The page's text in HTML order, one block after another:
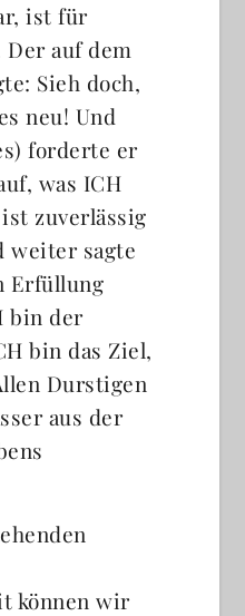
ist für
auf dem
Sieh doch,
neu! Und
forderte er
was ICH
zuverlässig
weiter sagte
Erfüllung
bin der
bin das Ziel,
Durstigen
aus der
können wir